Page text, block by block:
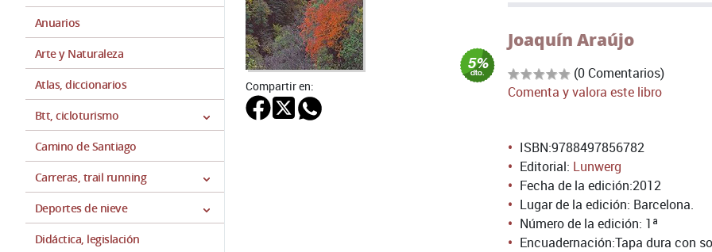
Anuarios
Arte y Naturaleza
Atlas, diccionarios
Btt, cicloturismo
Camino de Santiago
Carreras, trail running
Deportes de nieve
Didáctica, legislación
Compartir en:
Joaquín Araújo
(0 Comentarios)
Comenta y valora este libro
ISBN:9788497856782
Editorial: Lunwerg
Fecha de la edición:2012
Lugar de la edición: Barcelona.
Número de la edición: 1ª
Encuadernación:Tapa dura con